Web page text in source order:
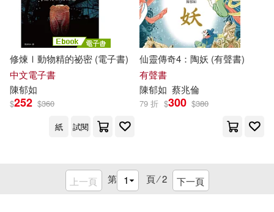
修煉Ⅰ動物精的祕密 (電子書)
中文電子書
陳郁如
$252 $360
紙
試閱
仙靈傳奇4：陶妖 (有聲書)
有聲書
陳郁如 蔡兆倫
79 折 $300 $380
上一頁 第 頁 ⁄2 下一頁